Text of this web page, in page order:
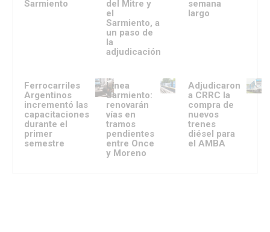
Sarmiento
del Mitre y
el
Sarmiento, a
un paso de
la
adjudicación
semana
largo
Ferrocarriles
Argentinos
incrementó las
capacitaciones
durante el
primer
semestre
Línea
Sarmiento:
renovarán
vías en
tramos
pendientes
entre Once
y Moreno
Adjudicaron
a CRRC la
compra de
nuevos
trenes
diésel para
el AMBA